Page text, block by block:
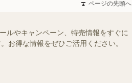
ページの先頭へ
ルやキャンペーン、特売情報をすぐに
お得な情報をぜひご活用ください。